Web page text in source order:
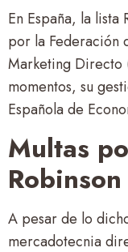
En España, la
por la Federación
Marketing Directo
momentos, su
Española de
Multas
Robinson
A pesar de lo
mercadotecnia